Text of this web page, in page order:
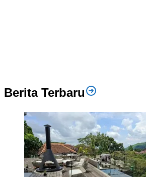
Berita Terbaru